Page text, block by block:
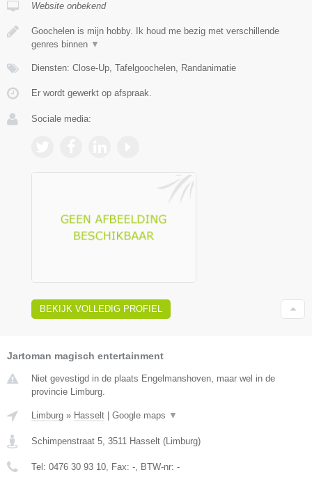
Website onbekend
Goochelen is mijn hobby. Ik houd me bezig met verschillende
genres binnen ▼
Diensten: Close-Up, Tafelgoochelen, Randanimatie
Er wordt gewerkt op afspraak.
Sociale media:
BEKIJK VOLLEDIG PROFIEL
Jartoman magisch entertainment
Niet gevestigd in de plaats Engelmanshoven, maar wel in de
provincie Limburg.
Limburg » Hasselt | Google maps ▼
Schimpenstraat 5 3511 Hasselt (Limburg)
Tel: 0476 30 93 10 , Fax: - , BTW-nr: -